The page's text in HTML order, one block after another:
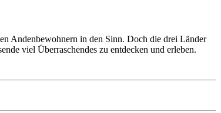
Andenbewohnern in den Sinn. Doch die drei Länder
viel Überraschendes zu entdecken und erleben.